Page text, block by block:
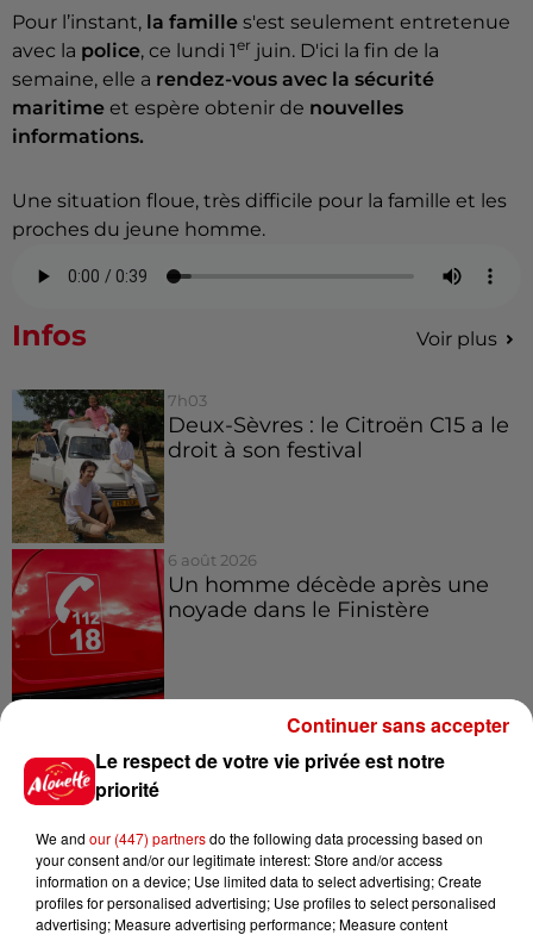
Pour l’instant, la famille s'est seulement entretenue
avec la police, ce lundi 1er juin. D'ici la fin de la
semaine, elle a rendez-vous avec la sécurité
maritime et espère obtenir de nouvelles
informations.
Une situation floue, très difficile pour la famille et les
proches du jeune homme.
Infos Voir plus
7h03
Deux-Sèvres : le Citroën C15 a le
droit à son festival
6 août 2026
Un homme décède après une
noyade dans le Finistère
Vendre un chiot en animalerie
peut coûter très cher
6 août 2026
Invasion de physalies sur des
plages du Sud-Ouest
Le respect de votre vie privée est notre
priorité
We and our (447) partnersdo the following data processing based on
your consent and/or our legitimate interest: Store and/or access
information on a device; Use limited data to select advertising; Create
profiles for personalised advertising; Use profiles to select personalised
advertising; Measure advertising performance; Measure content
Continuer sans accepter